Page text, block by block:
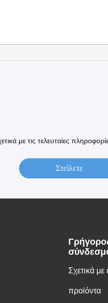
με τις τελευταίες
Σχετικά με
προϊόντα